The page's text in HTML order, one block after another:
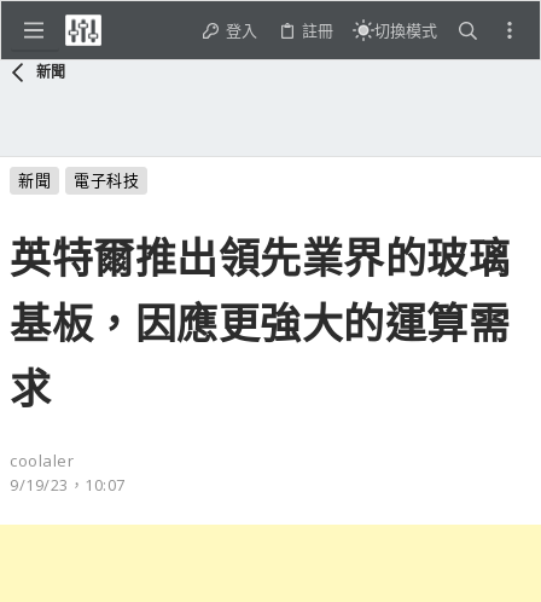
登入 註冊 切換模式
新聞
新聞 電子科技
英特爾推出領先業界的玻璃
基板，因應更強大的運算需
求
coolaler
9/19/23，10:07